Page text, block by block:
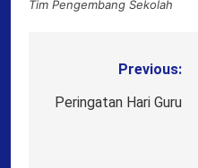
Tim Pengembang Sekolah
navigation
Previous:
Peringatan Hari Guru